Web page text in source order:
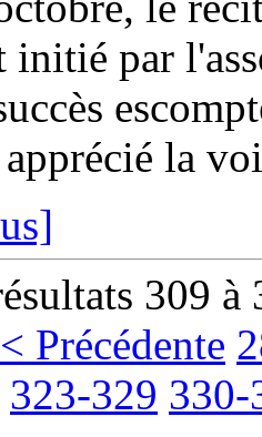
initié par
apprécié la
309 à
< Précédente
323-329 330-